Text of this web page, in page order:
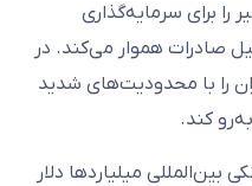
را برای سرمایه‌گذاری
صادرات هموار می‌کند. در
را با محدودیت‌های شدید
کند.
بین‌المللی میلیاردها دلار